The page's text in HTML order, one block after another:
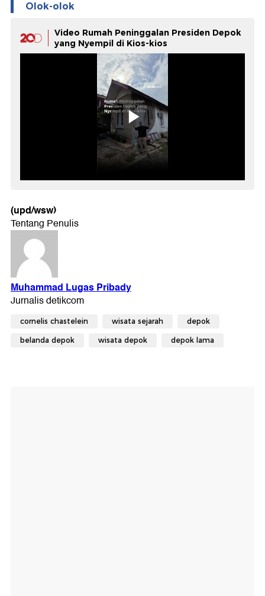
Olok-olok
Video Rumah Peninggalan Presiden Depok
yang Nyempil di Kios-kios
(upd/wsw)
cornelis chastelein wisata sejarah depok
belanda depok wisata depok depok lama